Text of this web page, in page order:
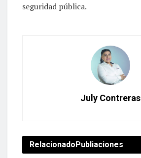
seguridad pública.
July Contreras
RelacionadoPubliaciones